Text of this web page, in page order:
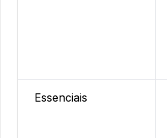
Essenciais